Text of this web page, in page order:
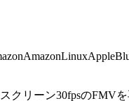
AmazonLinuxApple
クリーン30fpsのFMV